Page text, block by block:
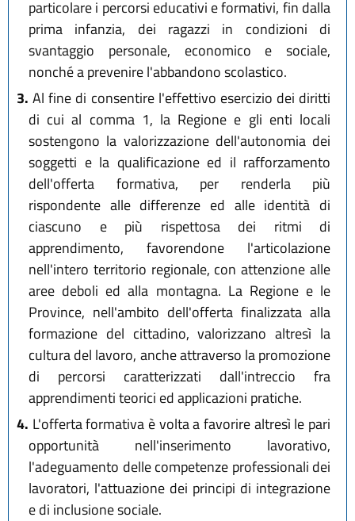
particolare i percorsi educativi e formativi, fin dalla
prima infanzia, dei ragazzi in condizioni di
svantaggio personale, economico e sociale,
nonché a prevenire l'abbandono scolastico.
3. Al fine di consentire l'effettivo esercizio dei diritti
di cui al comma 1, la Regione e gli enti locali
sostengono la valorizzazione dell'autonomia dei
soggetti e la qualificazione ed il rafforzamento
dell'offerta formativa, per renderla più
rispondente alle differenze ed alle identità di
ciascuno e più rispettosa dei ritmi di
apprendimento, favorendone l'articolazione
nell'intero territorio regionale, con attenzione alle
aree deboli ed alla montagna. La Regione e le
Province, nell'ambito dell'offerta finalizzata alla
formazione del cittadino, valorizzano altresì la
cultura del lavoro, anche attraverso la promozione
di percorsi caratterizzati dall'intreccio fra
apprendimenti teorici ed applicazioni pratiche.
4. L'offerta formativa è volta a favorire altresì le pari
opportunità nell'inserimento lavorativo,
l'adeguamento delle competenze professionali dei
lavoratori, l'attuazione dei principi di integrazione
e di inclusione sociale.